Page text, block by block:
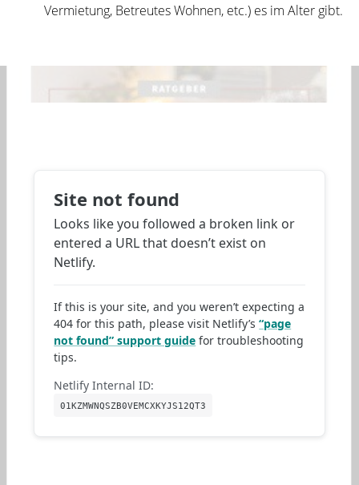
Vermietung, Betreutes Wohnen, etc.) es im Alter gibt.